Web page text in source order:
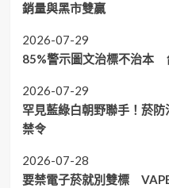
銷量與黑市雙贏
2026-07-29
85%警示圖文治標不治本
2026-07-29
罕見藍綠白朝野聯手！菸
禁令
2026-07-28
要禁電子菸就別雙標